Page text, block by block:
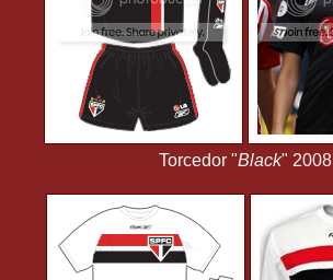
Torcedor "Black" 2008